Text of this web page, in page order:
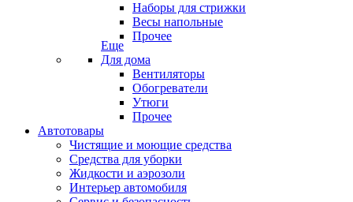
Наборы для стрижки
Весы напольные
Прочее
Еще
Для дома
Вентиляторы
Обогреватели
Утюги
Прочее
Автотовары
Чистящие и моющие средства
Средства для уборки
Жидкости и аэрозоли
Интерьер автомобиля